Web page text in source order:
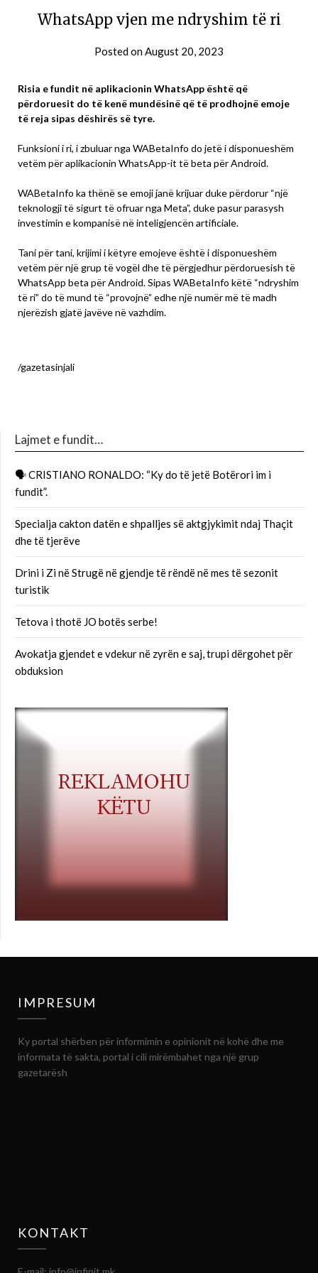
WhatsApp vjen me ndryshim të ri
Posted onAugust 20, 2023
Risia e fundit në aplikacionin WhatsApp është që
përdoruesit do të kenë mundësinë që të prodhojnë emoje
të reja sipas dëshirës së tyre.
Funksioni i ri, i zbuluar nga WABetaInfo do jetë i disponueshëm
vetëm për aplikacionin WhatsApp-it të beta për Android.
WABetaInfo ka thënë se emoji janë krijuar duke përdorur “një
teknologji të sigurt të ofruar nga Meta”, duke pasur parasysh
investimin e kompanisë në inteligjencën artificiale.
Tani për tani, krijimi i këtyre emojeve është i disponueshëm
vetëm për një grup të vogël dhe të përgjedhur përdoruesish të
WhatsApp beta për Android. Sipas WABetaInfo këtë “ndryshim
të ri” do të mund të “provojnë” edhe një numër më të madh
njerëzish gjatë javëve në vazhdim.
/gazetasinjali
Lajmet e fundit…
🗣 CRISTIANO RONALDO: “Ky do të jetë Botërori im i
fundit”.
Specialja cakton datën e shpalljes së aktgjykimit ndaj Thaçit
dhe të tjerëve
Drini i Zi në Strugë në gjendje të rëndë në mes të sezonit
turistik
Tetova i thotë JO botës serbe!
Avokatja gjendet e vdekur në zyrën e saj, trupi dërgohet për
obduksion
IMPRESUM
Ky portal shërben për informimin e opinionit në kohë dhe me
informata të sakta, portal i cili mirëmbahet nga një grup
gazetarësh
KONTAKT